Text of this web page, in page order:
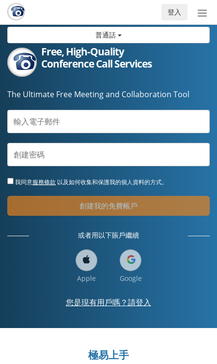
普通話
切
換
登入
Free, High-Quality
Conference Call Services
The Ultimate Free Meeting and Collaboration Tool
我同意服務條款 以及如何收集和保護我的個人資料的方式。
創建我的免費帳戶
或者用以下賬戶繼續
Apple Google
您是現有用戶嗎？請登入
極易上手